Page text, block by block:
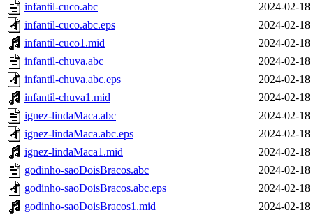
infantil-cuco.abc
2024-02-18
infantil-cuco.abc.eps
2024-02-18
infantil-cuco1.mid
2024-02-18
infantil-chuva.abc
2024-02-18
infantil-chuva.abc.eps
2024-02-18
infantil-chuva1.mid
2024-02-18
ignez-lindaMaca.abc
2024-02-18
ignez-lindaMaca.abc.eps
2024-02-18
ignez-lindaMaca1.mid
2024-02-18
godinho-saoDoisBracos.abc
2024-02-18
godinho-saoDoisBracos.abc.eps
2024-02-18
godinho-saoDoisBracos1.mid
2024-02-18